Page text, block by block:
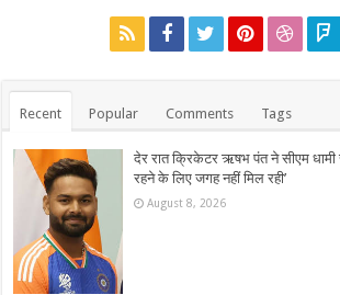
Recent Popular Comments Tags
देर रात क्रिकेटर ऋषभ पंत ने सीएम धामी
रहने के लिए जगह नहीं मिल रही’
August 8, 2026